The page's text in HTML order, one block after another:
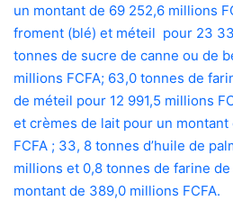
un montant de 69 252,6 millions
froment (blé) et méteil pour 23
tonnes de sucre de canne ou de
millions FCFA; 63,0 tonnes de
de méteil pour 12 991,5 millions
et crèmes de lait pour un montant
FCFA ; 33, 8 tonnes d’huile de
millions et 0,8 tonnes de farine
montant de 389,0 millions FCFA.